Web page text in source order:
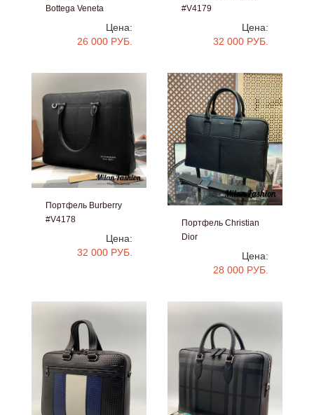
Bottega Veneta
Цена:
26 000 РУБ.
#V4179
Цена:
32 000 РУБ.
Портфель Burberry
#V4178
Цена:
32 000 РУБ.
Портфель Christian
Dior
Цена:
28 000 РУБ.